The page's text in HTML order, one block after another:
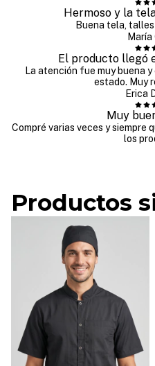
Hermoso y la
Buena tela,
María
El producto llegó
La atención fue muy buena
estado. Muy
Erica
Muy
Compré varias veces y siempre
los
Productos